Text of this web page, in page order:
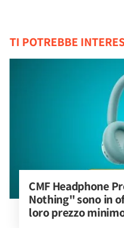
TI POTREBBE
CMF Headphone
Nothing" sono in
loro prezzo